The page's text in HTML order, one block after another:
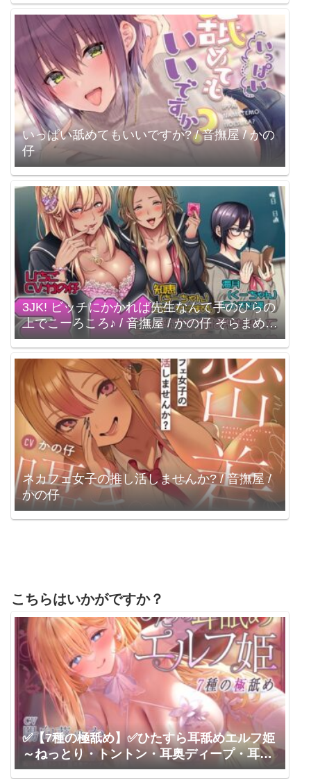
いっぱい舐めてもいいですか? / 音撫屋 / かの
仔
3JK! ビッチにかかれば先生なんて手のひらの
上でこーろころ♪ / 音撫屋 / かの仔 そらまめ。
天知遥
ネカフェ女子の推し活しませんか? / 音撫屋 /
かの仔
こちらはいかがですか？
✅【7種の極舐め】✅ひたすら耳舐めエルフ姫
～ねっとり・トントン・耳奥ディープ・耳フ
ェラ・ウィスパー・高速・両耳同時・最後は